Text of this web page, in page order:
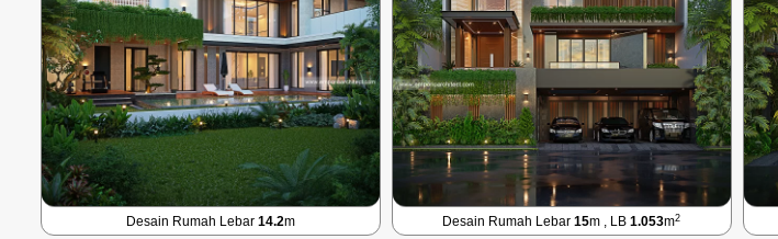
Desain Rumah Lebar 14.2m Desain Rumah Lebar15m , LB1.053m2